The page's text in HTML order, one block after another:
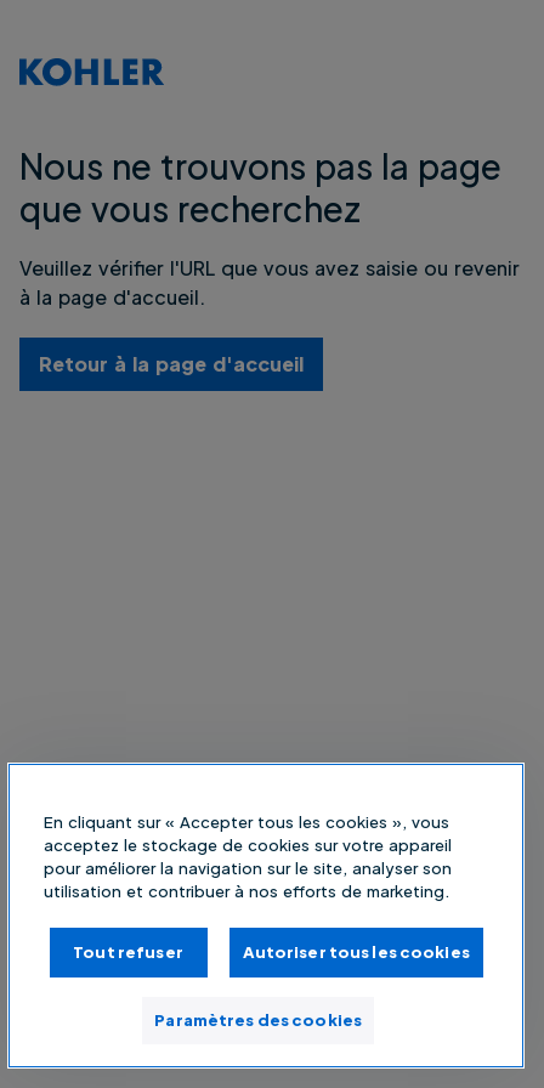
Nous ne trouvons pas la page
que vous recherchez
Veuillez vérifier l'URL que vous avez saisie ou revenir
à la page d'accueil.
Retour à la page d'accueil
En cliquant sur « Accepter tous les cookies », vous
acceptez le stockage de cookies sur votre appareil
pour améliorer la navigation sur le site, analyser son
utilisation et contribuer à nos efforts de marketing.
Tout refuser Autoriser tous les cookies
Paramètres des cookies